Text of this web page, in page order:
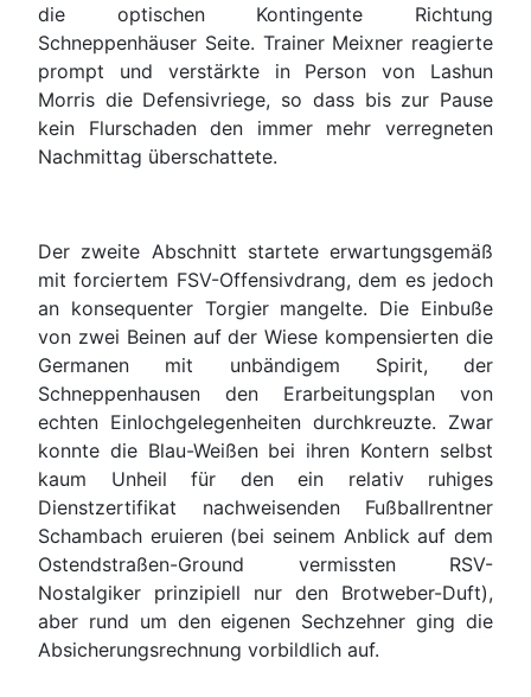
die optischen Kontingente Richtung
Schneppenhäuser Seite. Trainer Meixner reagierte
prompt und verstärkte in Person von Lashun
Morris die Defensivriege, so dass bis zur Pause
kein Flurschaden den immer mehr verregneten
Nachmittag überschattete.
Der zweite Abschnitt startete erwartungsgemäß
mit forciertem FSV-Offensivdrang, dem es jedoch
an konsequenter Torgier mangelte. Die Einbuße
von zwei Beinen auf der Wiese kompensierten die
Germanen mit unbändigem Spirit, der
Schneppenhausen den Erarbeitungsplan von
echten Einlochgelegenheiten durchkreuzte. Zwar
konnte die Blau-Weißen bei ihren Kontern selbst
kaum Unheil für den ein relativ ruhiges
Dienstzertifikat nachweisenden Fußballrentner
Schambach eruieren (bei seinem Anblick auf dem
Ostendstraßen-Ground vermissten RSV-
Nostalgiker prinzipiell nur den Brotweber-Duft),
aber rund um den eigenen Sechzehner ging die
Absicherungsrechnung vorbildlich auf.